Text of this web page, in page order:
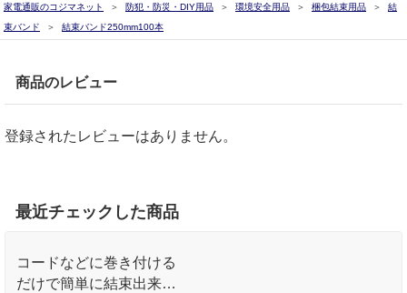
家電通販のコジマネット 防犯・防災・DIY用品 環境安全用品 梱包結束用品
結
束バンド
結束バンド250mm100本
商品のレビュー
登録されたレビューはありません。
最近チェックした商品
コードなどに巻き付ける
だけで簡単に結束出来ま